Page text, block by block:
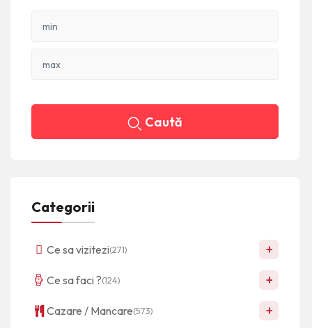
Caută
Categorii
Ce sa vizitezi(271) +
Ce sa faci ?(124) +
Cazare / Mancare(573) +